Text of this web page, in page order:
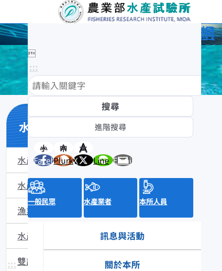
農業部水產試驗所全球資訊網

:::
小 中
大
Facebook
PlurkX Line Email
一般民眾 水產業者 本所人員
訊息與活動
關於本所
:::
水產知識館
水產數位典藏
水產知識淺說
漁業問答
水產主題館
雙語辭彙